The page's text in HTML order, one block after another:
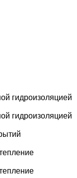
гидроизоляцией
гидроизоляцией